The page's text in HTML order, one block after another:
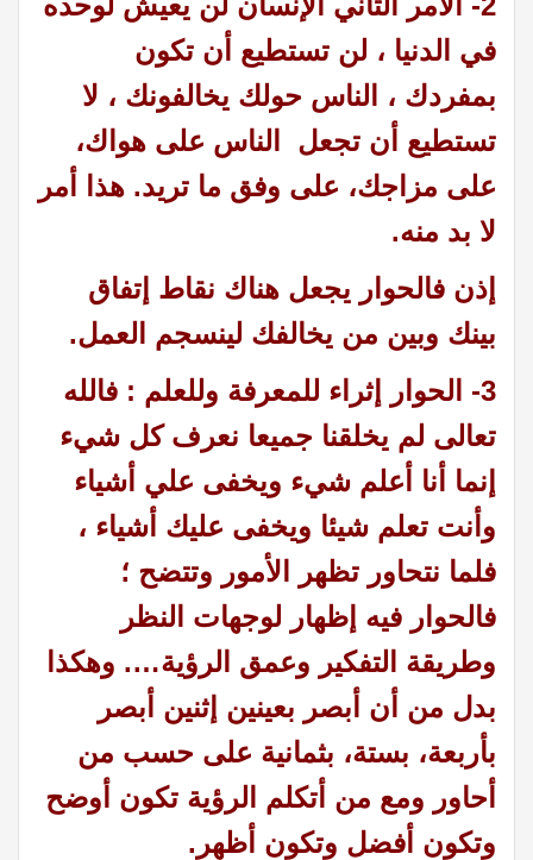
في الدنيا ، لن تستطيع أن تكون
بمفردك ، الناس حولك يخالفونك ، لا
تستطيع أن تجعل الناس على هواك،
على مزاجك، على وفق ما تريد. هذا أمر
لا بد منه.
إذن فالحوار يجعل هناك نقاط إتفاق
بينك وبين من يخالفك لينسجم العمل.
3- الحوار إثراء للمعرفة وللعلم :
فالله
تعالى لم يخلقنا جميعا نعرف كل شيء
إنما أنا أعلم شيء ويخفى علي أشياء
وأنت تعلم شيئا ويخفى عليك أشياء ،
فلما نتحاور تظهر الأمور وتتضح ؛
فالحوار فيه إظهار لوجهات النظر
وطريقة التفكير وعمق الرؤية…. وهكذا
بدل من أن أبصر بعينين إثنين أبصر
بأربعة، بستة، بثمانية على حسب من
أحاور ومع من أتكلم الرؤية تكون أوضح
وتكون أفضل وتكون أظهر.